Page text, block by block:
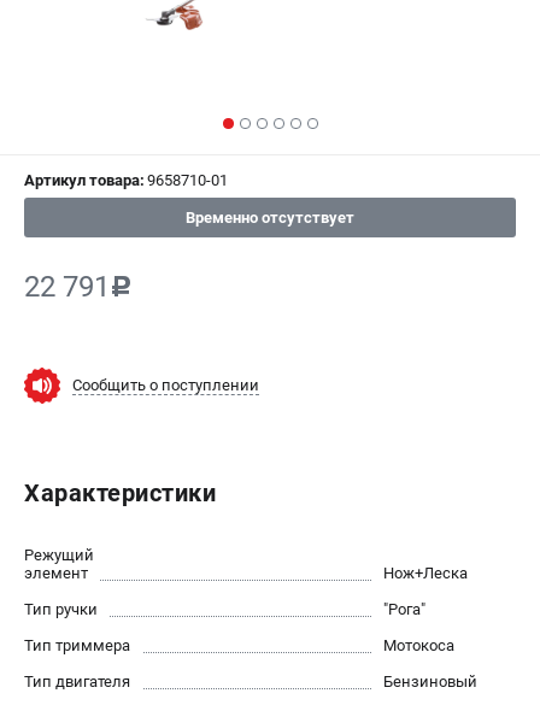
СРАВНЕНИЕ ( 0 )
ВХОД ИЛИ РЕГИСТРАЦИЯ
Нашли дешевле?
Юридическим лицам
Артикул товара: 9658710-01
Временно отсутствует
22 791 c
Сообщить о поступлении
Характеристики
Режущий
элемент
Нож+Леска
Тип ручки
"Рога"
Тип триммера
Мотокоса
Тип двигателя
Бензиновый